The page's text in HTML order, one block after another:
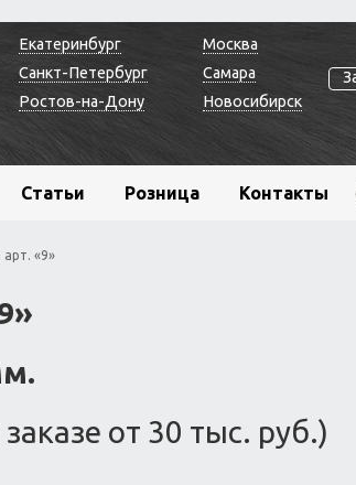
Екатеринбург
Санкт-Петербург
Ростов-на-Дону
Москва
Самара
Новосибирск
Статьи Розница Контакты
«9»
от 30 тыс. руб.)